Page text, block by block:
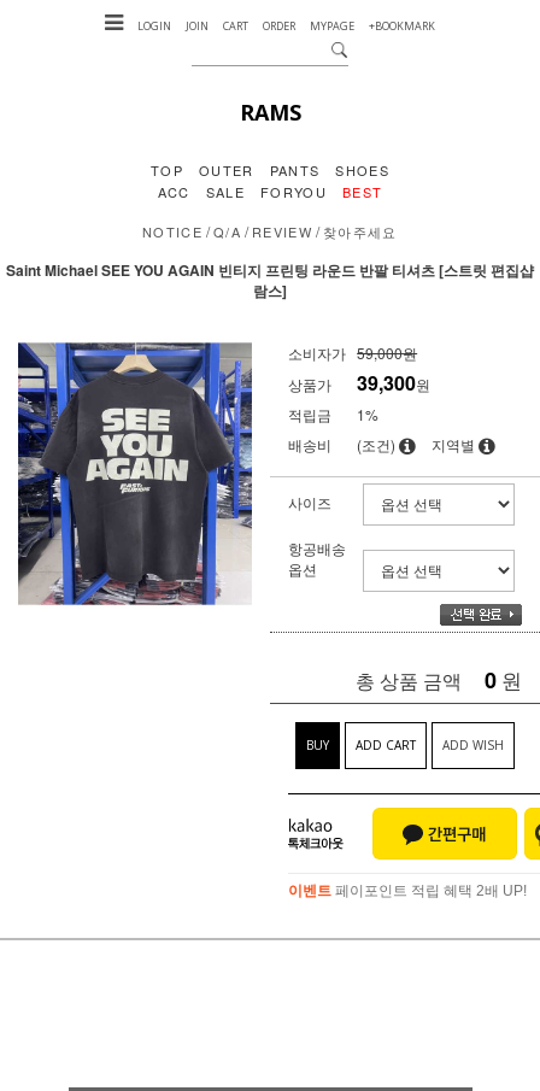
LOGIN JOIN CART ORDER MYPAGE +BOOKMARK
RAMS
TOP OUTER PANTS
SHOES
ACC
SALE FORYOU BEST
NOTICE /Q/A /REVIEW /찾아주세요
Saint Michael SEE YOU AGAIN 빈티지 프린팅 라운드 반팔 티셔츠 [스트릿 편집샵
람스]
소비자가 59,000원
상품가
39,300원
적립금
1%
배송비
(조건) 지역별
사이즈
항공배송
옵션
총 상품 금액 0 원
BUY ADD CART ADD WISH
이벤트 페이포인트 적립 혜택 2배 UP!